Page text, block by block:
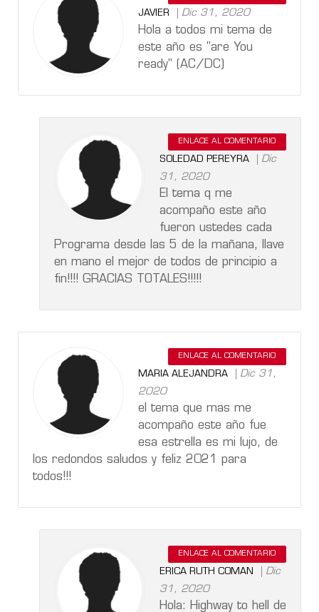
JAVIER Dic 31, 2020
Hola a todos mi tema de
este año es "are You
ready" (AC/DC)
ENLACE AL COMENTARIO
SOLEDAD PEREYRA
Dic
31, 2020
El tema q me
acompaño este año
fueron ustedes cada
Programa desde las 5 de la mañana, llave
en mano el mejor de todos de principio a
fin!!!! GRACIAS TOTALES!!!!!
ENLACE AL COMENTARIO
MARIA ALEJANDRA
Dic 31,
2020
el tema que mas me
acompaño este año fue
esa estrella es mi lujo, de
los redondos saludos y feliz 2021 para
todos!!!
ENLACE AL COMENTARIO
ERICA RUTH COMAN
Dic
31, 2020
Hola: Highway to hell de